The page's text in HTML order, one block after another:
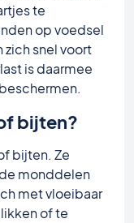
te
op voedsel
snel voort
is daarmee
bijten?
bijten. Ze
monddelen
met vloeibaar
of te